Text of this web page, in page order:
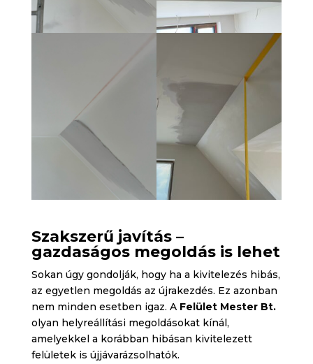
Szakszerű javítás –
gazdaságos megoldás is lehet
Sokan úgy gondolják, hogy ha a kivitelezés hibás,
az egyetlen megoldás az újrakezdés. Ez azonban
nem minden esetben igaz. A Felület Mester Bt.
olyan helyreállítási megoldásokat kínál,
amelyekkel a korábban hibásan kivitelezett
felületek is újjávarázsolhatók.